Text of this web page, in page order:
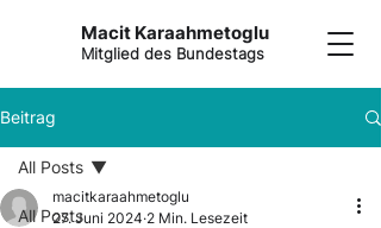
Macit Karaahmetoglu
Mitglied des Bundestags
Beitrag
All Posts
All Posts
macitkaraahmetoglu
27. Juni 2024 2 Min. Lesezeit